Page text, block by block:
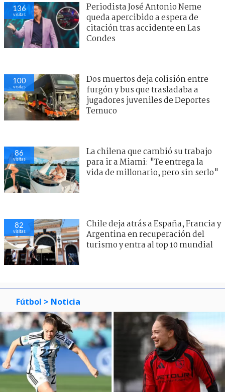
136
visitas
Periodista José Antonio Neme
queda apercibido a espera de
citación tras accidente en Las
Condes
100
visitas
Dos muertos deja colisión entre
furgón y bus que trasladaba a
jugadores juveniles de Deportes
Temuco
86
visitas
La chilena que cambió su trabajo
para ir a Miami: "Te entrega la
vida de millonario, pero sin serlo"
82
visitas
Chile deja atrás a España, Francia y
Argentina en recuperación del
turismo y entra al top 10 mundial
Fútbol > Noticia